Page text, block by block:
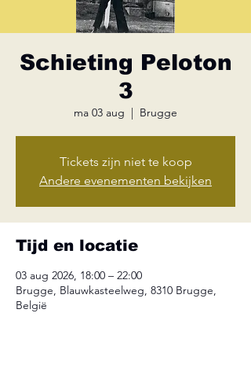
Schieting Peloton
3
ma 03 aug
  |
Brugge
Tickets zijn niet te koop
Andere evenementen bekijken
Tijd en locatie
03 aug 2026, 18:00 – 22:00
Brugge, Blauwkasteelweg, 8310 Brugge,
België